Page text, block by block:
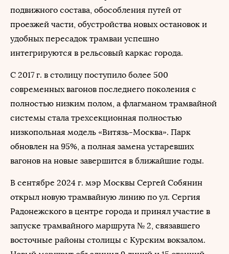
подвижного состава, обособления путей от
проезжей части, обустройства новых остановок и
удобных пересадок трамваи успешно
интегрируются в рельсовый каркас города.
С 2017 г. в столицу поступило более 500
современных вагонов последнего поколения с
полностью низким полом, а флагманом трамвайной
системы стала трехсекционная полностью
низкопольная модель «Витязь-Москва». Парк
обновлен на 95%, а полная замена устаревших
вагонов на новые завершится в ближайшие годы.
В сентябре 2024 г. мэр Москвы Сергей Собянин
открыл новую трамвайную линию по ул. Сергия
Радонежского в центре города и принял участие в
запуске трамвайного маршрута № 2, связавшего
восточные районы столицы с Курским вокзалом.